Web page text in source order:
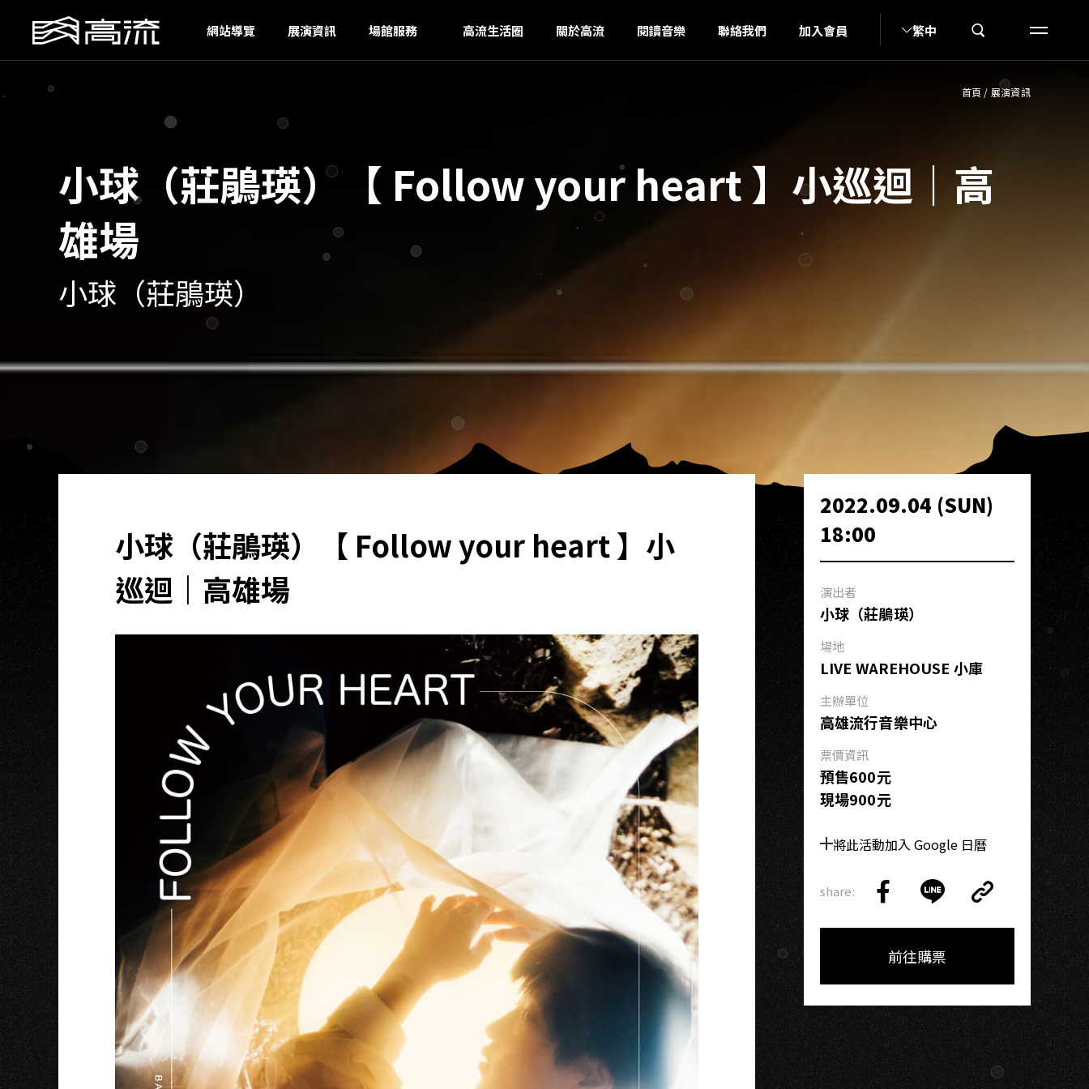
網站導覽 展演資訊 場館服務 高流生活圈 關於高流 閱讀音樂 聯絡我們 加入會員 繁中
首頁 / 展演資訊
小球（莊鵑瑛）【 Follow your heart 】小巡迴｜高
雄場
小球（莊鵑瑛）
小球（莊鵑瑛）【 Follow your heart 】小
巡迴｜高雄場
2022.09.04 (SUN)
18:00
演出者
小球（莊鵑瑛）
場地
LIVE WAREHOUSE 小庫
主辦單位
高雄流行音樂中心
票價資訊
預售600元
現場900元
將此活動加入 Google 日曆
share:
on
Facebook
on
LINE
Link
Copy
前往購票